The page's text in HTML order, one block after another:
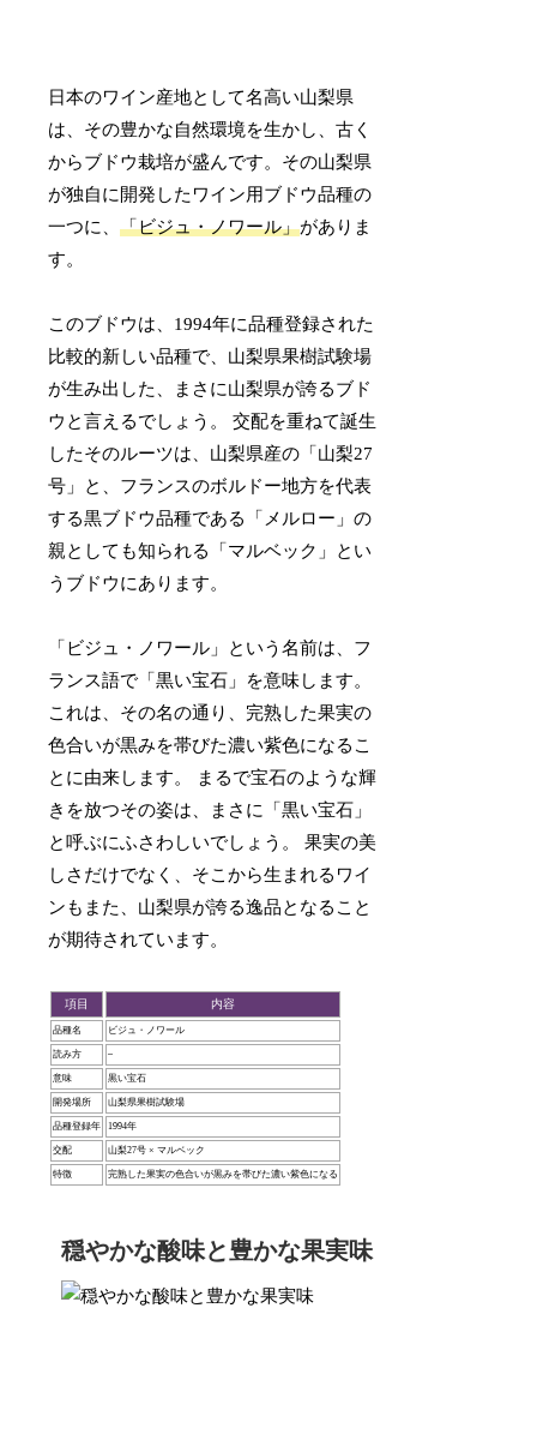
日本のワイン産地として名高い山梨県
は、その豊かな自然環境を生かし、古く
からブドウ栽培が盛んです。その山梨県
が独自に開発したワイン用ブドウ品種の
一つに、「ビジュ・ノワール」がありま
す。
このブドウは、1994年に品種登録された
比較的新しい品種で、山梨県果樹試験場
が生み出した、まさに山梨県が誇るブド
ウと言えるでしょう。 交配を重ねて誕生
したそのルーツは、山梨県産の「山梨27
号」と、フランスのボルドー地方を代表
する黒ブドウ品種である「メルロー」の
親としても知られる「マルベック」とい
うブドウにあります。
「ビジュ・ノワール」という名前は、フ
ランス語で「黒い宝石」を意味します。
これは、その名の通り、完熟した果実の
色合いが黒みを帯びた濃い紫色になるこ
とに由来します。 まるで宝石のような輝
きを放つその姿は、まさに「黒い宝石」
と呼ぶにふさわしいでしょう。 果実の美
しさだけでなく、そこから生まれるワイ
ンもまた、山梨県が誇る逸品となること
が期待されています。
項目 内容
品種名 ビジュ・ノワール
読み方 –
意味 黒い宝石
開発場所 山梨県果樹試験場
品種登録年 1994年
交配 山梨27号 × マルベック
特徴 完熟した果実の色合いが黒みを帯びた濃い紫色になる
穏やかな酸味と豊かな果実味